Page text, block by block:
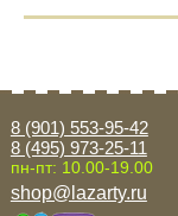
8 (901) 553-95-42
8 (495) 973-25-11
пн-пт: 10.00-19.00
shop@lazarty.ru